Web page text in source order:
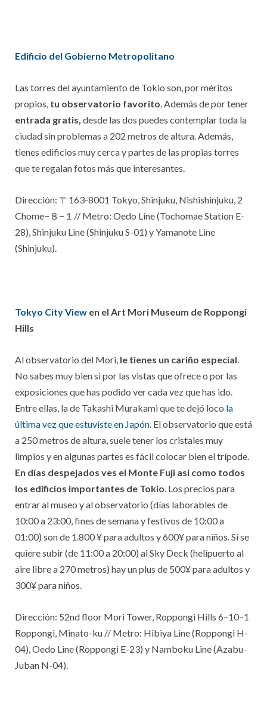
Edificio del Gobierno Metropolitano
Las torres del ayuntamiento de Tokio son, por méritos
propios, tu observatorio favorito . Además de por tener
entrada gratis, desde las dos puedes contemplar toda la
ciudad sin problemas a 202 metros de altura. Además,
tienes edificios muy cerca y partes de las propias torres
que te regalan fotos más que interesantes.
Dirección: 〒163-8001 Tokyo, Shinjuku, Nishishinjuku, 2
Chome−８−１// Metro: Oedo Line (Tochomae Station E-
28), Shinjuku Line (Shinjuku S-01) y Yamanote Line
(Shinjuku).
Tokyo City View en el Art Mori Museum de Roppongi
Hills
Al observatorio del Mori, le tienes un cariño especial
No sabes muy bien si por las vistas que ofrece o por las
exposiciones que has podido ver cada vez que has ido.
Entre ellas, la de Takashi Murakami que te dejó loco la
última vez que estuviste en Japón . El observatorio que está
a 250 metros de altura, suele tener los cristales muy
limpios y en algunas partes es fácil colocar bien el trípode.
En días despejados ves el Monte Fuji así como todos
los edificios importantes de Tokio . Los precios para
entrar al museo y al observatorio (días laborables de
10:00 a 23:00, fines de semana y festivos de 10:00 a
01:00) son de 1.800 ¥ para adultos y 600¥ para niños. Si se
quiere subir (de 11:00 a 20:00) al Sky Deck (helipuerto al
aire libre a 270 metros) hay un plus de 500¥ para adultos y
300¥ para niños.
Dirección: 52nd floor Mori Tower, Roppongi Hills 6–10–1
Roppongi, Minato-ku // Metro: Hibiya Line (Roppongi H-
04), Oedo Line (Roppongi E-23) y Namboku Line (Azabu-
Juban N-04).